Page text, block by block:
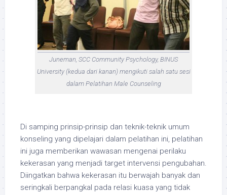
Juneman, SCC Community Psychology, BINUS
University (kedua dari kanan) mengikuti salah satu sesi
dalam Pelatihan Male Counseling
Di samping prinsip-prinsip dan teknik-teknik umum
konseling yang dipelajari dalam pelatihan ini, pelatihan
ini juga memberikan wawasan mengenai perilaku
kekerasan yang menjadi target intervensi pengubahan.
Diingatkan bahwa kekerasan itu berwajah banyak dan
seringkali berpangkal pada relasi kuasa yang tidak